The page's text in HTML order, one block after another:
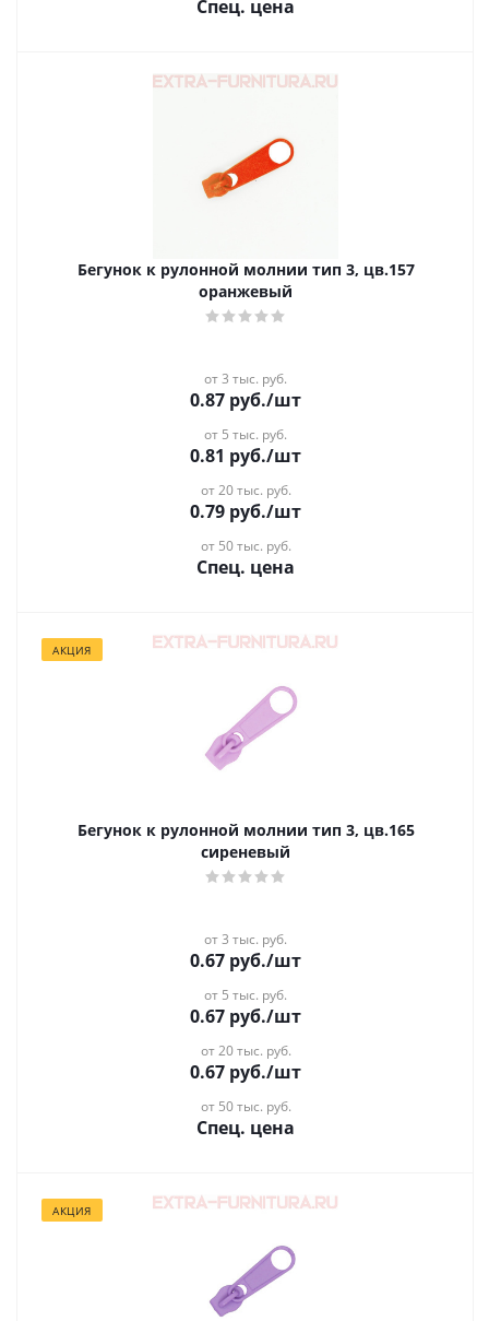
Спец. цена
Бегунок к рулонной молнии тип 3, цв.157
оранжевый
от 3 тыс. руб.
0.87 руб./шт
от 5 тыс. руб.
0.81 руб./шт
от 20 тыс. руб.
0.79 руб./шт
от 50 тыс. руб.
Спец. цена
АКЦИЯ
Бегунок к рулонной молнии тип 3, цв.165
сиреневый
от 3 тыс. руб.
0.67 руб./шт
от 5 тыс. руб.
0.67 руб./шт
от 20 тыс. руб.
0.67 руб./шт
от 50 тыс. руб.
Спец. цена
АКЦИЯ